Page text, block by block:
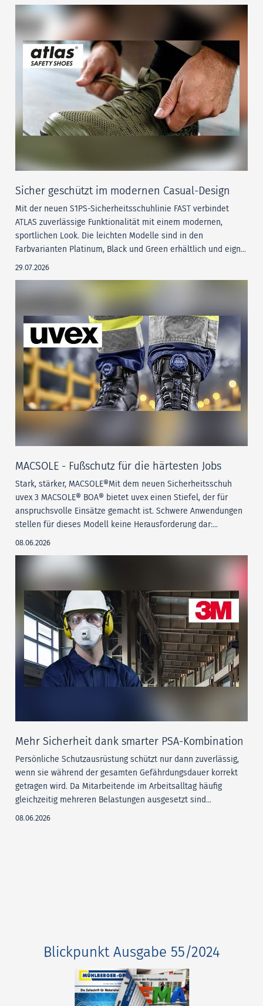
Sicher geschützt im modernen Casual-Design
Mit der neuen S1PS-Sicherheitsschuhlinie FAST verbindet
ATLAS zuverlässige Funktionalität mit einem modernen,
sportlichen Look. Die leichten Modelle sind in den
Farbvarianten Platinum, Black und Green erhältlich und eign...
29.07.2026
MACSOLE - Fußschutz für die härtesten Jobs
Stark, stärker, MACSOLE®Mit dem neuen Sicherheitsschuh
uvex 3 MACSOLE® BOA® bietet uvex einen Stiefel, der für
anspruchsvolle Einsätze gemacht ist. Schwere Anwendungen
stellen für dieses Modell keine Herausforderung dar:...
08.06.2026
Mehr Sicherheit dank smarter PSA-Kombination
Persönliche Schutzausrüstung schützt nur dann zuverlässig,
wenn sie während der gesamten Gefährdungsdauer korrekt
getragen wird. Da Mitarbeitende im Arbeitsalltag häufig
gleichzeitig mehreren Belastungen ausgesetzt sind...
08.06.2026
Blickpunkt Ausgabe 55/2024